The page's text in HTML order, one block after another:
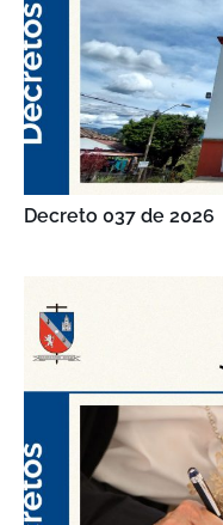
Decreto 037 de 2026